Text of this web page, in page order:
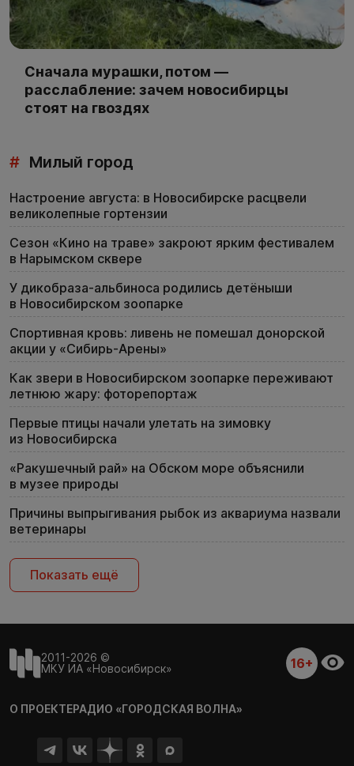
Сначала мурашки, потом —
расслабление: зачем новосибирцы
стоят на гвоздях
# Милый город
Настроение августа: в Новосибирске расцвели
великолепные гортензии
Сезон «Кино на траве» закроют ярким фестивалем
в Нарымском сквере
У дикобраза-альбиноса родились детёныши
в Новосибирском зоопарке
Спортивная кровь: ливень не помешал донорской
акции у «Сибирь-Арены»
Как звери в Новосибирском зоопарке переживают
летнюю жару: фоторепортаж
Первые птицы начали улетать на зимовку
из Новосибирска
«Ракушечный рай» на Обском море объяснили
в музее природы
Причины выпрыгивания рыбок из аквариума назвали
ветеринары
Показать ещё
2011-2026 ©
МКУ ИА «Новосибирск»
16+
О ПРОЕКТЕРАДИО «ГОРОДСКАЯ ВОЛНА»